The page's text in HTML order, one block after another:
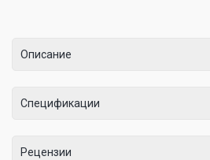
Описание
Спецификации
Рецензии